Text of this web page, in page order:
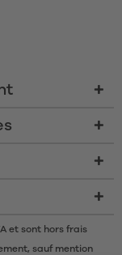
et sont hors frais
sauf mention